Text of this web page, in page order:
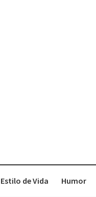
Estilo de Vida Humor